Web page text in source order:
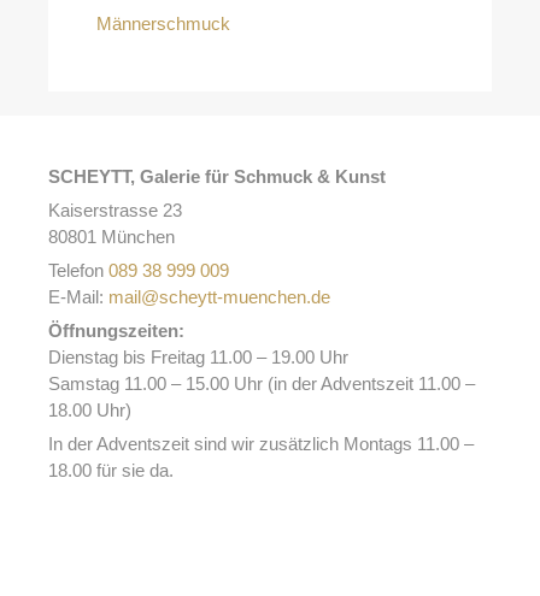
Männerschmuck
SCHEYTT, Galerie für Schmuck & Kunst
Kaiserstrasse 23
80801 München
Telefon 089 38 999 009
E-Mail: mail@scheytt-muenchen.de
Öffnungszeiten:
Dienstag bis Freitag 11.00 – 19.00 Uhr
Samstag 11.00 – 15.00 Uhr (in der Adventszeit 11.00 –
18.00 Uhr)
In der Adventszeit sind wir zusätzlich Montags 11.00 –
18.00 für sie da.